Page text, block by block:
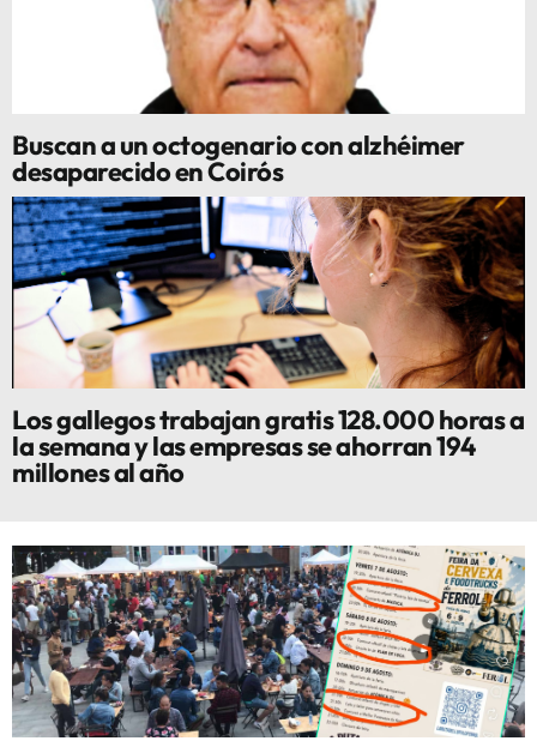
Buscan a un octogenario con alzhéimer
desaparecido en Coirós
Los gallegos trabajan gratis 128.000 horas a
la semana y las empresas se ahorran 194
millones al año